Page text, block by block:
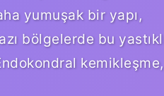
yumuşak bir yapı,
bölgelerde bu
kemikleşme,